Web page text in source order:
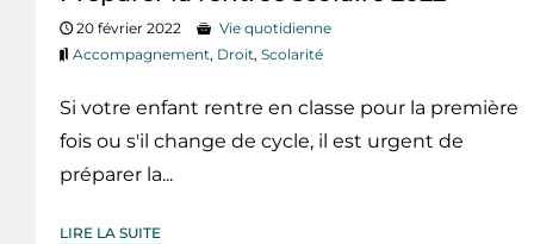
20 février 2022
Vie quotidienne
Accompagnement, Droit, Scolarité
Si votre enfant rentre en classe pour la première
fois ou s'il change de cycle, il est urgent de
préparer la...
LIRE LA SUITE